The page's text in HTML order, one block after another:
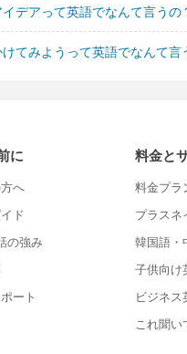
デアって英語でなんて言うの
てみようって英語でなんて言
に
へ
ド
の強み
ート
料金と
料金プラ
プラスネ
韓国語・
子供向け
ビジネス
これ聞い